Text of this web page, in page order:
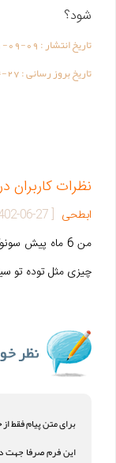
شود؟
تاریخ انتشار :09-09
تاریخ بروز رسانی :27
نظرات کاربران
ابطحی [
06-27
من 6 ماه پیش
چیزی مثل توده تو
برای متن پیام فقط
این فرم صرفا جهت